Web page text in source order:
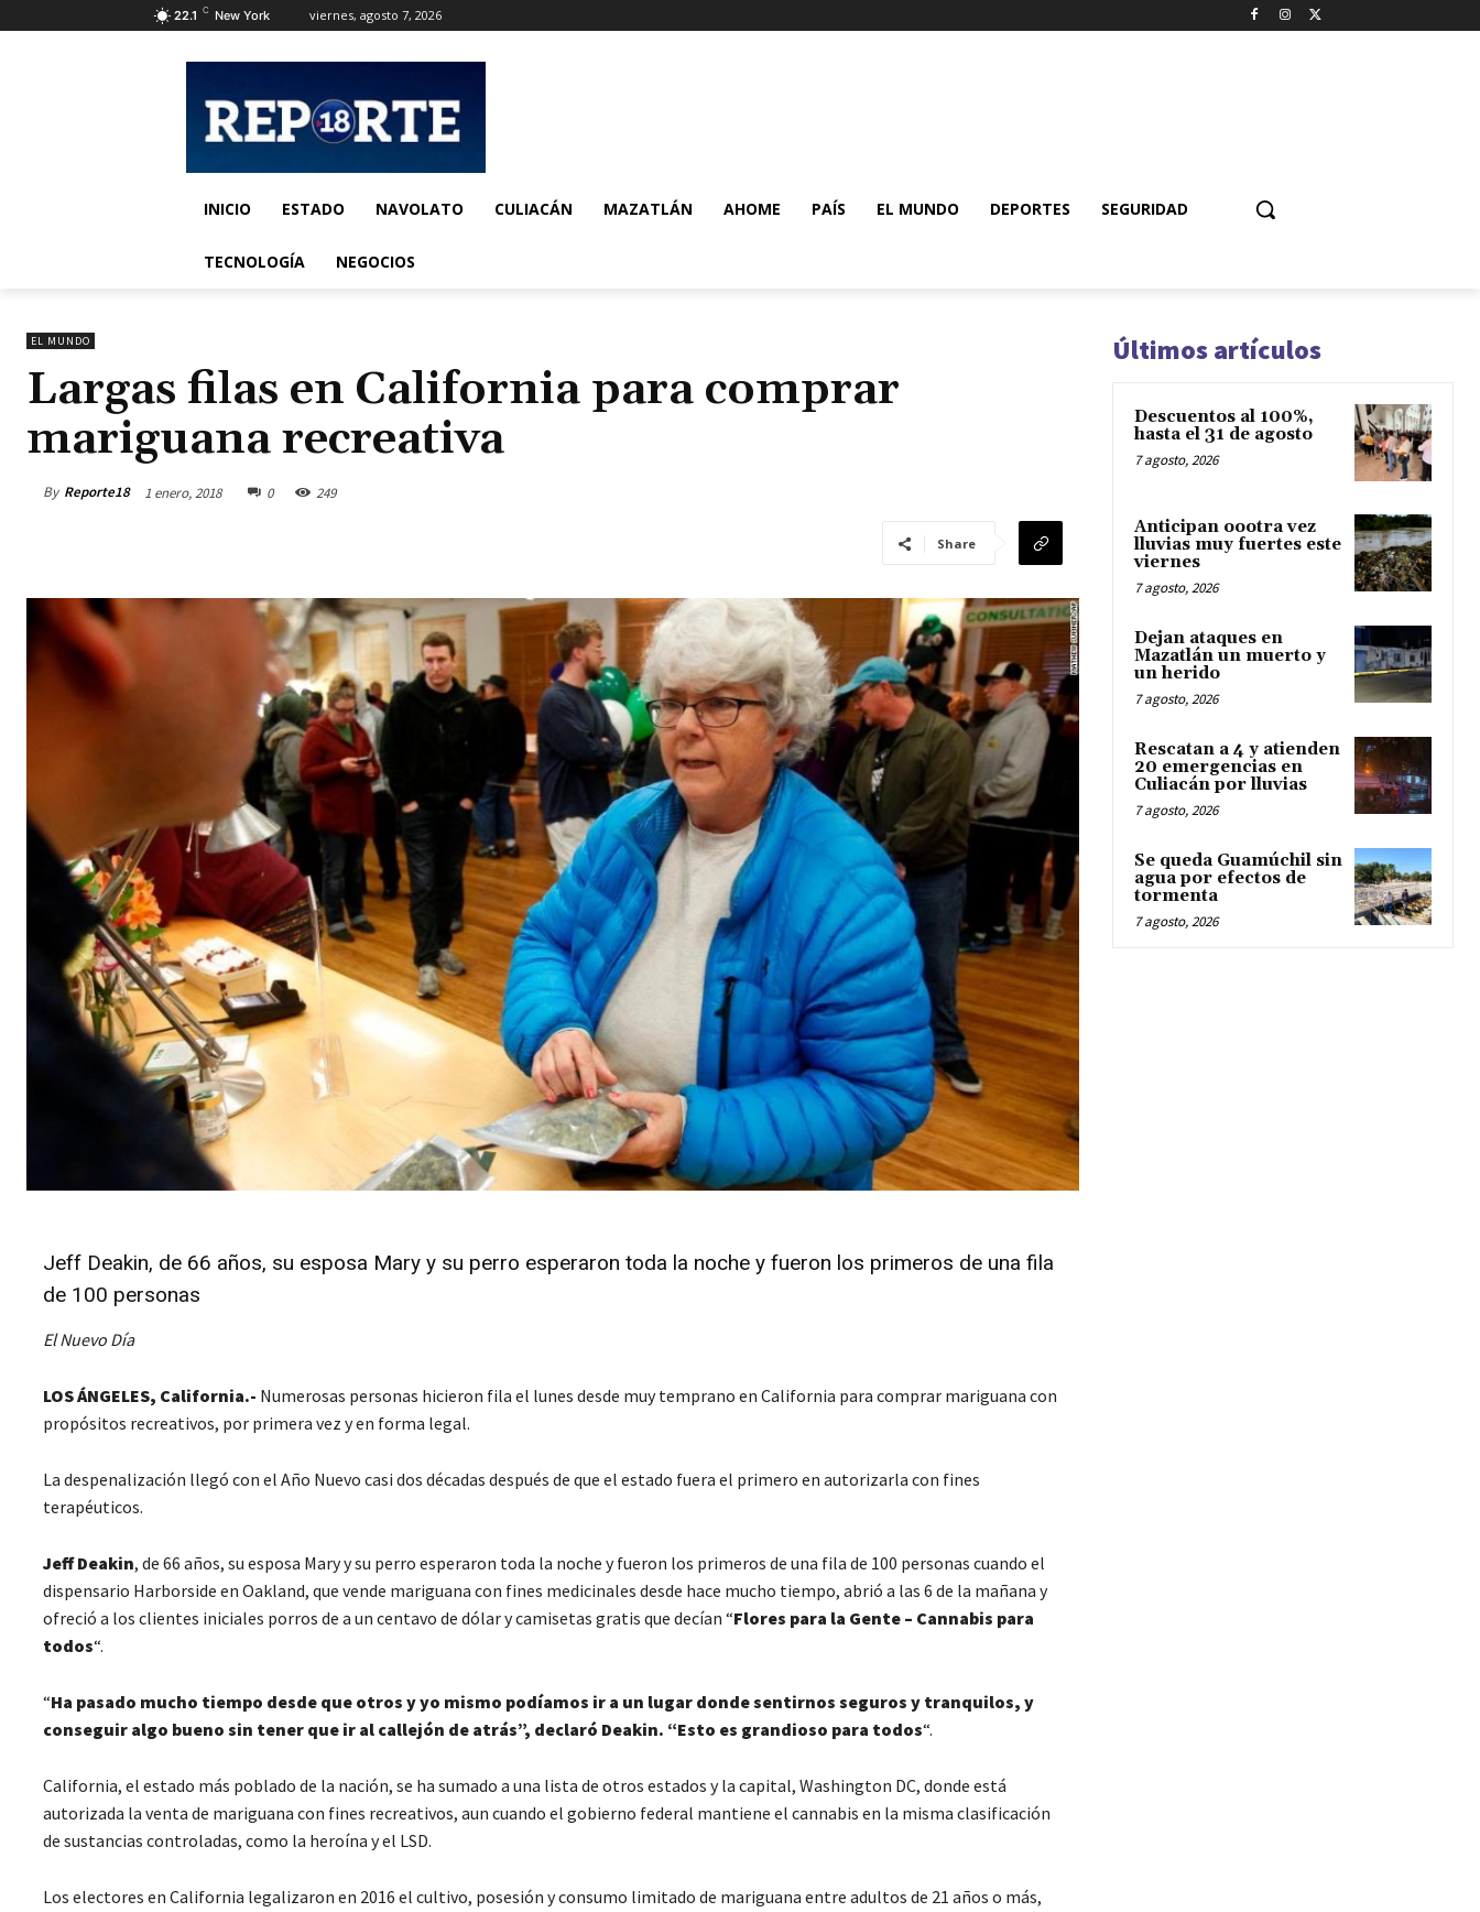
22.1 C New York viernes, agosto 7, 2026
INICIO ESTADO NAVOLATO CULIACÁN MAZATLÁN AHOME PAÍS EL MUNDO DEPORTES SEGURIDAD
TECNOLOGÍA NEGOCIOS
EL MUNDO
Largas filas en California para comprar
mariguana recreativa
By Reporte18 1 enero, 2018 0 249
Share
Jeff Deakin, de 66 años, su esposa Mary y su perro esperaron toda la noche y fueron los primeros de una fila
de 100 personas
El Nuevo Día
LOS ÁNGELES, California.- Numerosas personas hicieron fila el lunes desde muy temprano en California para comprar mariguana con
propósitos recreativos, por primera vez y en forma legal.
La despenalización llegó con el Año Nuevo casi dos décadas después de que el estado fuera el primero en autorizarla con fines
terapéuticos.
Jeff Deakin, de 66 años, su esposa Mary y su perro esperaron toda la noche y fueron los primeros de una fila de 100 personas cuando el
dispensario Harborside en Oakland, que vende mariguana con fines medicinales desde hace mucho tiempo, abrió a las 6 de la mañana y
ofreció a los clientes iniciales porros de a un centavo de dólar y camisetas gratis que decían “Flores para la Gente – Cannabis para
todos“.
“Ha pasado mucho tiempo desde que otros y yo mismo podíamos ir a un lugar donde sentirnos seguros y tranquilos, y
conseguir algo bueno sin tener que ir al callejón de atrás”, declaró Deakin. “Esto es grandioso para todos“.
California, el estado más poblado de la nación, se ha sumado a una lista de otros estados y la capital, Washington DC, donde está
autorizada la venta de mariguana con fines recreativos, aun cuando el gobierno federal mantiene el cannabis en la misma clasificación
de sustancias controladas, como la heroína y el LSD.
Los electores en California legalizaron en 2016 el cultivo, posesión y consumo limitado de mariguana entre adultos de 21 años o más,
Últimos artículos
Descuentos al 100%,
hasta el 31 de agosto
7 agosto, 2026
Anticipan oootra vez
lluvias muy fuertes este
viernes
7 agosto, 2026
Dejan ataques en
Mazatlán un muerto y
un herido
7 agosto, 2026
Rescatan a 4 y atienden
20 emergencias en
Culiacán por lluvias
7 agosto, 2026
Se queda Guamúchil sin
agua por efectos de
tormenta
7 agosto, 2026